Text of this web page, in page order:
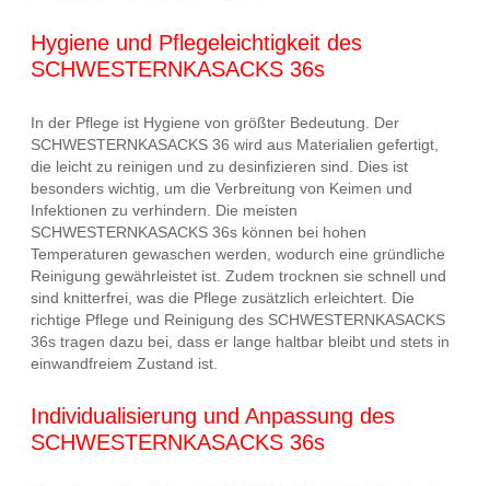
Hygiene und Pflegeleichtigkeit des
SCHWESTERNKASACKS 36s
In der Pflege ist Hygiene von größter Bedeutung. Der
SCHWESTERNKASACKS 36 wird aus Materialien gefertigt,
die leicht zu reinigen und zu desinfizieren sind. Dies ist
besonders wichtig, um die Verbreitung von Keimen und
Infektionen zu verhindern. Die meisten
SCHWESTERNKASACKS 36s können bei hohen
Temperaturen gewaschen werden, wodurch eine gründliche
Reinigung gewährleistet ist. Zudem trocknen sie schnell und
sind knitterfrei, was die Pflege zusätzlich erleichtert. Die
richtige Pflege und Reinigung des SCHWESTERNKASACKS
36s tragen dazu bei, dass er lange haltbar bleibt und stets in
einwandfreiem Zustand ist.
Individualisierung und Anpassung des
SCHWESTERNKASACKS 36s